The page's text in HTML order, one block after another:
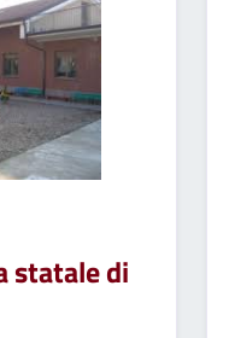
statale di